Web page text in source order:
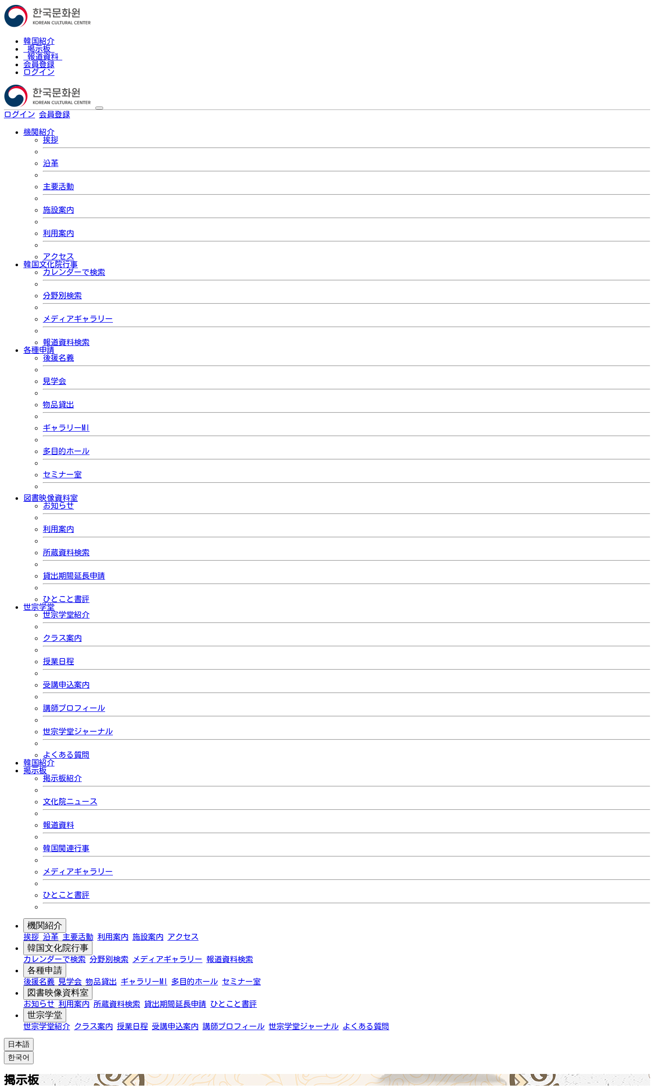
韓国紹介
掲示板
報道資料
会員登録
ログイン
ログイン 会員登録
機関紹介
挨拶
沿革
主要活動
施設案内
利用案内
アクセス
韓国文化院行事
カレンダーで検索
分野別検索
メディアギャラリー
報道資料検索
各種申請
後援名義
見学会
物品貸出
ギャラリーMI
多目的ホール
セミナー室
図書映像資料室
お知らせ
利用案内
所蔵資料検索
貸出期間延長申請
ひとこと書評
世宗学堂
世宗学堂紹介
クラス案内
授業日程
受講申込案内
講師プロフィール
世宗学堂ジャーナル
よくある質問
韓国紹介
掲示板
掲示板紹介
文化院ニュース
報道資料
韓国関連行事
メディアギャラリー
ひとこと書評
機関紹介
挨拶 沿革 主要活動 利用案内 施設案内 アクセス
韓国文化院行事
カレンダーで検索 分野別検索 メディアギャラリー 報道資料検索
各種申請
後援名義 見学会 物品貸出 ギャラリーMI 多目的ホール セミナー室
図書映像資料室
お知らせ 利用案内 所蔵資料検索 貸出期間延長申請 ひとこと書評
世宗学堂
世宗学堂紹介 クラス案内 授業日程 受講申込案内 講師プロフィール 世宗学堂ジャーナル よくある質問
日本語
한국어
掲示板